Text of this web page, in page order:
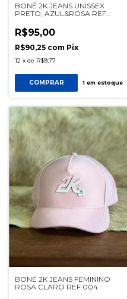
BONÉ 2K JEANS UNISSEX
PRETO, AZUL&ROSA REF
R$95,00
R$90,25 com Pix
12 x de R$9,77
COMPRAR 1em estoque
BONÉ 2K JEANS FEMININO
ROSA CLARO REF 004